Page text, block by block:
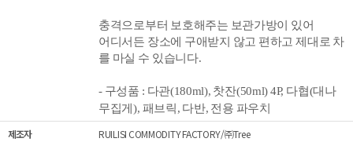
충격으로부터 보호해주는 보관가방이 있어
어디서든 장소에 구애받지 않고 편하고 제대로 차
를 마실 수 있습니다.
- 구성품 : 다관(180ml), 찻잔(50ml) 4P, 다협(대나
무집게), 패브릭, 다반, 전용 파우치
제조자
RUILISI COMMODITY FACTORY/㈜Tree